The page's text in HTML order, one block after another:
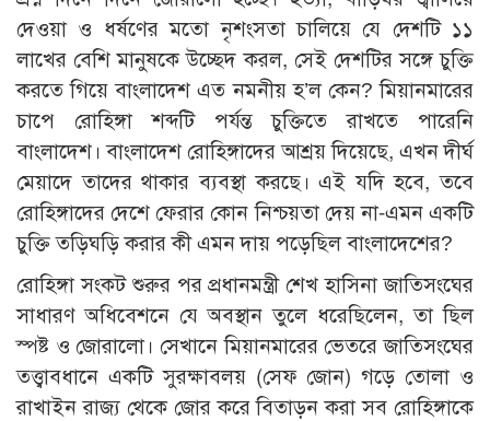
দেওয়া ও ধর্ষণের মতো নৃশংসতা চালিয়ে যে দেশটি ১১
লাখের বেশি মানুষকে উচ্ছেদ করল, সেই দেশটির সঙ্গে চুক্তি
করতে গিয়ে বাংলাদেশ এত নমনীয় হ’ল কেন? মিয়ানমারের
চাপে রোহিঙ্গা শব্দটি পর্যন্ত চুক্তিতে রাখতে পারেনি
বাংলাদেশ। বাংলাদেশ রোহিঙ্গাদের আশ্রয় দিয়েছে, এখন দীর্ঘ
মেয়াদে তাদের থাকার ব্যবস্থা করছে। এই যদি হবে, তবে
রোহিঙ্গাদের দেশে ফেরার কোন নিশ্চয়তা দেয় না-এমন একটি
চুক্তি তড়িঘড়ি করার কী এমন দায় পড়েছিল বাংলাদেশের?
রোহিঙ্গা সংকট শুরুর পর প্রধানমন্ত্রী শেখ হাসিনা জাতিসংঘের
সাধারণ অধিবেশনে যে অবস্থান তুলে ধরেছিলেন, তা ছিল
স্পষ্ট ও জোরালো। সেখানে মিয়ানমারের ভেতরে জাতিসংঘের
তত্ত্বাবধানে একটি সুরক্ষাবলয় (সেফ জোন) গড়ে তোলা ও
রাখাইন রাজ্য থেকে জোর করে বিতাড়ন করা সব রোহিঙ্গাকে